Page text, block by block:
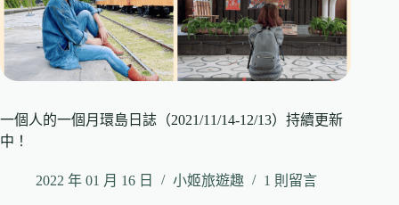
一個人的一個月環島日誌（2021/11/14-12/13）持續更新
中！
2022 年 01 月 16 日 小姬旅遊趣 1 則留言